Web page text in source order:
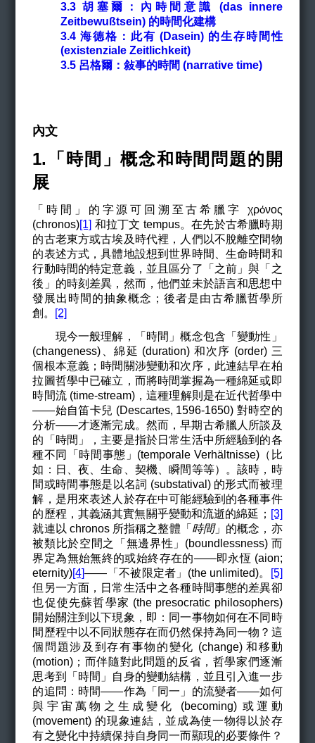
3.3胡塞爾：內時間意識 (das innere
Zeitbewußtsein) 的時間化建構
3.4海德格：此有 (Dasein) 的生存時間性
(existenziale Zeitlichkeit)
3.5 呂格爾：敍事的時間 (narrative time)
內文
1.「時間」概念和時間問題的開
展
「時間」的字源可回溯至古希臘字 χρόνος
(chronos)[1] 和拉丁文 tempus。在先於古希臘時期
的古老東方或古埃及時代裡，人們以不脫離空間物
的表述方式，具體地設想到世界時間、生命時間和
行動時間的特定意義，並且區分了「之前」與「之
後」的時刻差異，然而，他們並未於語言和思想中
發展出時間的抽象概念；後者是由古希臘哲學所
創。 [2]
現今一般理解，「時間」概念包含 「變動性」
(changeness) 、綿延 (duration) 和次序 (order) 三
個根本意義；時間關涉變動和次序，此連結早在柏
拉圖哲學中已確立，而將時間掌握為一種綿延或即
時間流 (time-stream)，這種理解則是在近代哲學中
——始自笛卡兒 (Descartes, 1596-1650) 對時空的
分析——才逐漸完成。然而，早期古希臘人所談及
的「時間」
， 主要是指於日常生活中所經驗到的各
種不同
「時間事態」 (temporale Verhältnisse)（ 比
如 ： 日、夜、生命、契機、瞬間等等）
。該時，時
間或時間事態是以名詞 (substatival) 的形式而被理
解，是用來表述人於存在中可能經驗到的各種事件
的歷程，其義涵其實無關乎變動和流逝的綿延； [3]
就連以 chronos 所指稱之整體「 時間」的概念，亦
被類比於空間之「無邊界性」(boundlessness) 而
界定為無始無終的或始終存在的——即永恆 (aion;
eternity)[4]——「不被限定者」(the unlimited)。
[5]
但另一方面，日常生活中之各種時間事態的差異卻
也促使先蘇哲學家 (the presocratic philosophers)
開始關注到以下現象，即：同一事物如何在不同時
間歷程中以不同狀態存在而仍然保持為同一物？這
個問題涉及到存有事物的變化 (change) 和移動
(motion)；而伴隨對此問題的反省，哲學家們逐漸
思考到「時間」自身的變動結構，並且引入進一步
的追問：時間——作為「同一」的流變者——如何
與宇宙萬物之生成變化 (becoming) 或運動
(movement) 的現象連結，並成為使一物得以於存
有之變化中持續保持自身同一而顯現的必要條件？